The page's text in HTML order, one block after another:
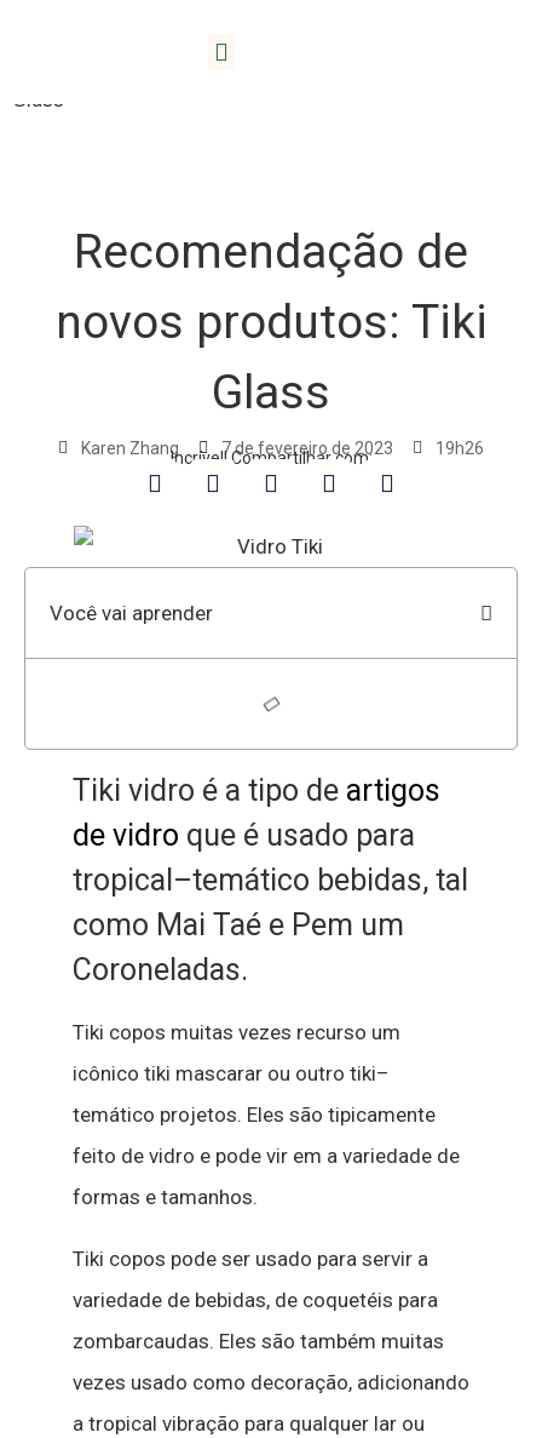
/ Recomendação de novos produtos: Tiki
Glass
Recomendação de
novos produtos: Tiki
Glass
Karen Zhang 7 de fevereiro de 2023 19h26
Incrível! Compartilhar com:
Você vai aprender
Tiki vidro é a tipo de artigos
de vidro que é usado para
tropical –temático bebidas, tal
como Mai Taé e Pem um
Coronel adas.
Tiki copos muitas vezes recurso um
icônico tiki mascarar ou outro tiki–
temático projetos. Eles são tipicamente
feito de vidro e pode vir em a variedade de
formas e tamanhos.
Tiki copos pode ser usado para servir a
variedade de bebidas, de coquetéis para
zombarcaudas. Eles são também muitas
vezes usado como decoração, adicionando
a tropical vibração para qualquer lar ou